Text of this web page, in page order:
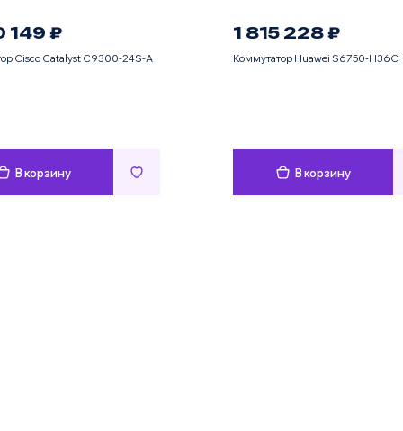
149 ₽
Cisco Catalyst C9300-24S-A
В корзину
1 815 228 ₽
Коммутатор Huawei S6750-H36C
В корзину